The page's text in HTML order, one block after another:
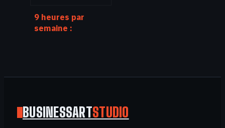
9 heures par
semaine :
BUSINESSARTSTUDIO